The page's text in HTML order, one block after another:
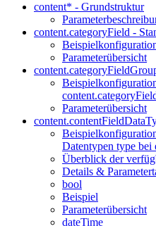
content* - Grundstruktur
content.categoryField -
Parameterübersicht
Parameterübersicht
Datentypen type bei
Überblick der
Details &
bool
Beispiel
Parameterübersicht
dateTime